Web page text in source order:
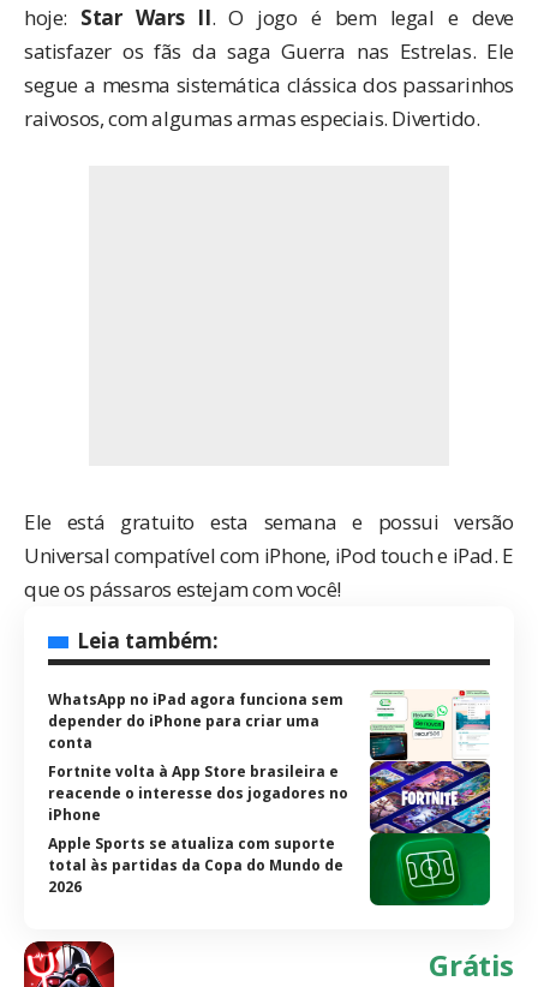
hoje: Star Wars II. O jogo é bem legal e deve
satisfazer os fãs da saga Guerra nas Estrelas. Ele
segue a mesma sistemática clássica dos passarinhos
raivosos, com algumas armas especiais. Divertido.
Ele está gratuito esta semana e possui versão
Universal compatível com iPhone, iPod touch e iPad. E
que os pássaros estejam com você!
Leia também:
WhatsApp no iPad agora funciona sem
depender do iPhone para criar uma
conta
Fortnite volta à App Store brasileira e
reacende o interesse dos jogadores no
iPhone
Apple Sports se atualiza com suporte
total às partidas da Copa do Mundo de
2026
Grátis